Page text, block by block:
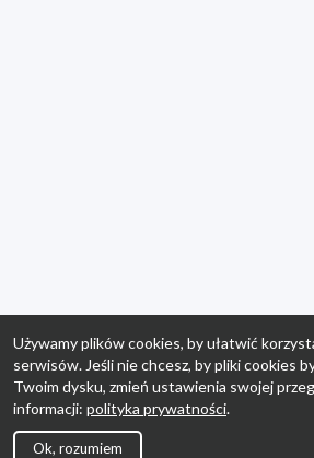
Używamy plików cookies, by ułatwić
serwisów. Jeśli nie chcesz, by pliki cookies
Twoim dysku, zmień ustawienia swojej
informacji: polityka prywatności.
Ok, rozumiem